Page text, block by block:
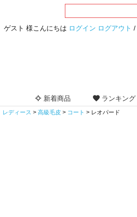
ゲスト 様こんにちは ログイン ログアウト /
新着商品 ランキング
レディース 高級毛皮 コート レオパード